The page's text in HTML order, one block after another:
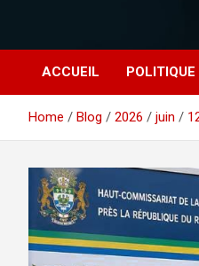
ACCUEIL POLITIQUE
Home Blog 2026 juin